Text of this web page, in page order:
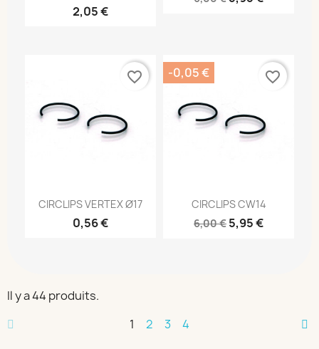
2,05 €
CIRCLIPS VERTEX Ø17
0,56 €
favorite_border
CIRCLIPS CW14
6,00 € 5,95 €
-0,05 € favorite_border
Il y a 44 produits.
1
2 3 4